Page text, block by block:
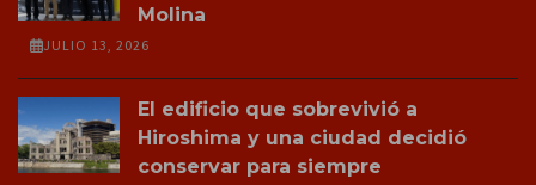
Molina
JULIO 13, 2026
El edificio que sobrevivió a
Hiroshima y una ciudad decidió
conservar para siempre